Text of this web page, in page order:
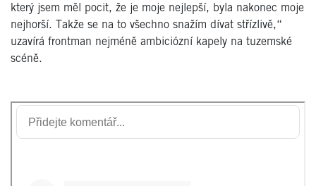
který jsem měl pocit, že je moje nejlepší, byla nakonec moje
nejhorší. Takže se na to všechno snažím dívat střízlivě,“
uzavírá frontman nejméně ambiciózní kapely na tuzemské
scéně.